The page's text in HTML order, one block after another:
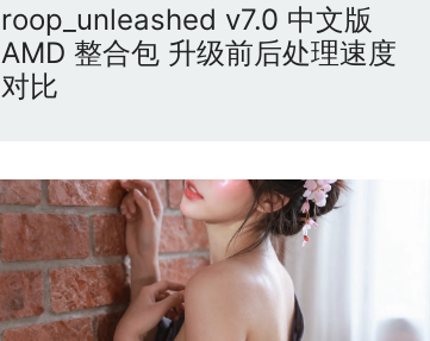
roop_unleashed v7.0 中文版
AMD 整合包 升级前后处理速度
对比